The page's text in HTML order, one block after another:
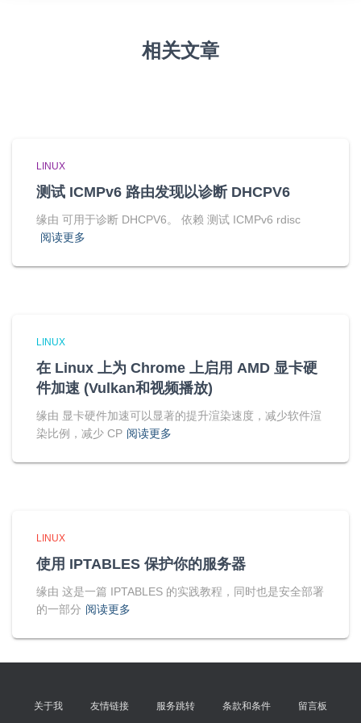
相关文章
LINUX
测试 ICMPv6 路由发现以诊断 DHCPV6
缘由 可用于诊断 DHCPV6。 依赖 测试 ICMPv6 rdisc
阅读更多
LINUX
在 Linux 上为 Chrome 上启用 AMD 显卡硬
件加速 (Vulkan和视频播放)
缘由 显卡硬件加速可以显著的提升渲染速度，减少软件渲
染比例，减少 CP 阅读更多
LINUX
使用 IPTABLES 保护你的服务器
缘由 这是一篇 IPTABLES 的实践教程，同时也是安全部署
的一部分 阅读更多
关于我 友情链接 服务跳转 条款和条件 留言板